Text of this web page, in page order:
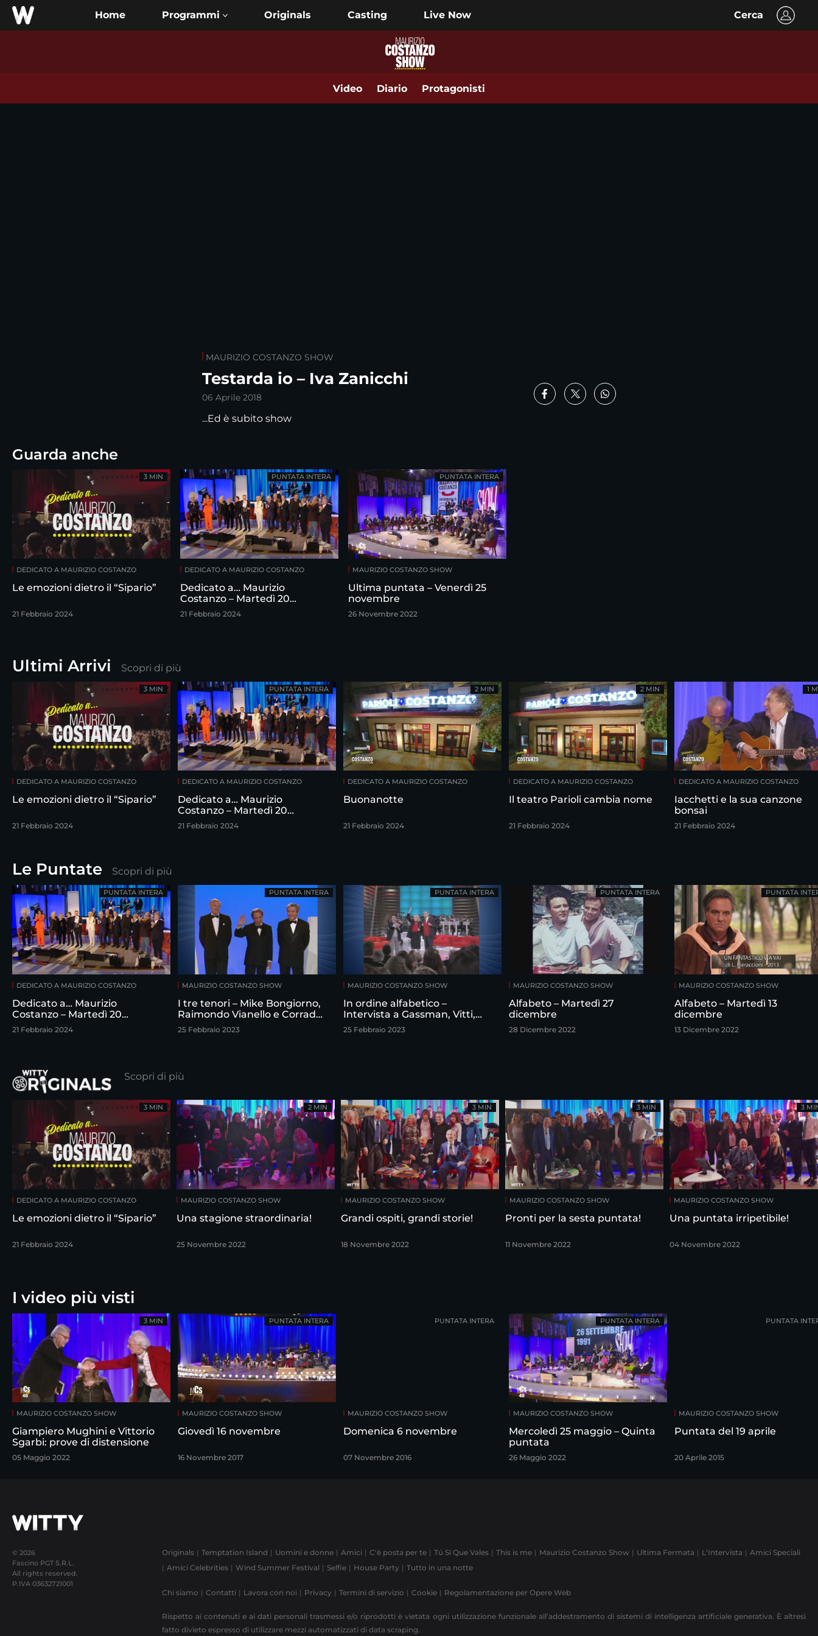
Home Originals Casting Live Now Cerca
Video Diario Protagonisti
MAURIZIO COSTANZO SHOW
Testarda io – Iva Zanicchi
06 Aprile 2018
...Ed è subito show
Guarda anche
DEDICATO A MAURIZIO COSTANZO
Le emozioni dietro il “Sipario”
21 Febbraio 2024
3 MIN
DEDICATO A MAURIZIO COSTANZO
Dedicato a… Maurizio
Costanzo – Martedì 20
febbraio
21 Febbraio 2024
PUNTATA INTERA
MAURIZIO COSTANZO SHOW
Ultima puntata – Venerdì 25
novembre
26 Novembre 2022
PUNTATA INTERA
Ultimi Arrivi Scopri di più
DEDICATO A MAURIZIO COSTANZO
Le emozioni dietro il “Sipario”
21 Febbraio 2024
3 MIN
DEDICATO A MAURIZIO COSTANZO
Dedicato a… Maurizio
Costanzo – Martedì 20
febbraio
21 Febbraio 2024
PUNTATA INTERA
DEDICATO A MAURIZIO COSTANZO
Buonanotte
21 Febbraio 2024
2 MIN
DEDICATO A MAURIZIO COSTANZO
Il teatro Parioli cambia nome
21 Febbraio 2024
2 MIN
DEDICATO A MAURIZIO COSTANZO
Iacchetti e la sua canzone
bonsai
21 Febbraio 2024
1
Le Puntate Scopri di più
DEDICATO A MAURIZIO COSTANZO
Dedicato a… Maurizio
Costanzo – Martedì 20
febbraio
21 Febbraio 2024
PUNTATA INTERA
MAURIZIO COSTANZO SHOW
I tre tenori – Mike Bongiorno,
Raimondo Vianello e Corrado
intervistati da Maurizio
Costanzo
25 Febbraio 2023
PUNTATA INTERA
MAURIZIO COSTANZO SHOW
In ordine alfabetico –
Intervista a Gassman, Vitti,
Sordi
25 Febbraio 2023
PUNTATA INTERA
MAURIZIO COSTANZO SHOW
Alfabeto – Martedì 27
dicembre
28 Dicembre 2022
PUNTATA INTERA
MAURIZIO COSTANZO SHOW
Alfabeto – Martedì 13
dicembre
13 Dicembre 2022
PUNTATA
Scopri di più
DEDICATO A MAURIZIO COSTANZO
Le emozioni dietro il “Sipario”
21 Febbraio 2024
3 MIN
MAURIZIO COSTANZO SHOW
Una stagione straordinaria!
25 Novembre 2022
2 MIN
MAURIZIO COSTANZO SHOW
Grandi ospiti, grandi storie!
18 Novembre 2022
3 MIN
MAURIZIO COSTANZO SHOW
Pronti per la sesta puntata!
11 Novembre 2022
3 MIN
MAURIZIO COSTANZO SHOW
Una puntata irripetibile!
04 Novembre 2022
3
I video più visti
MAURIZIO COSTANZO SHOW
Giampiero Mughini e Vittorio
Sgarbi: prove di distensione
05 Maggio 2022
3 MIN
MAURIZIO COSTANZO SHOW
Giovedì 16 novembre
16 Novembre 2017
PUNTATA INTERA
MAURIZIO COSTANZO SHOW
Domenica 6 novembre
07 Novembre 2016
PUNTATA INTERA
MAURIZIO COSTANZO SHOW
Mercoledì 25 maggio – Quinta
puntata
26 Maggio 2022
PUNTATA INTERA
MAURIZIO COSTANZO SHOW
Puntata del 19 aprile
20 Aprile 2015
PUNTATA
© 2026
Fascino PGT S.R.L.
All rights reserved.
P.IVA 03632721001
Originals Temptation Island Uomini e donne Amici C'è posta per te Tú Sí Que Vales This is me Maurizio Costanzo Show Ultima Fermata L'Intervista
Amici Speciali
Amici Celebrities
Wind Summer Festival Selfie House Party Tutto in una notte
Chi siamo Contatti Lavora con noi Privacy Termini di servizio Cookie Regolamentazione per Opere Web
Rispetto ai contenuti e ai dati personali trasmessi e/o riprodotti è vietata ogni utilizzazione funzionale all’addestramento di sistemi di intelligenza artificiale generativa. È altresì
fatto divieto espresso di utilizzare mezzi automatizzati di data scraping.